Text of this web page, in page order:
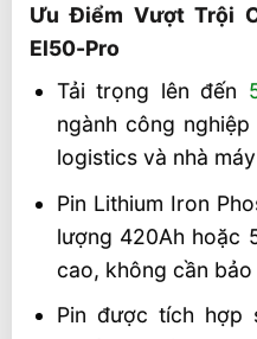
Ưu Điểm Vượt Trội
El50-Pro
Tải trọng lên đến
ngành công
logistics và nhà
Pin Lithium Iron
lượng 420Ah hoặc
cao, không cần
Pin được tích hợp